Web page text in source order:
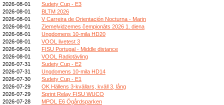
2026-08-01
Sudety Cup - E3
2026-08-01
BLTM 2026
2026-08-01
V Carreira de Orientación Nocturna - Marin
2026-08-01
Ziemeļvidzemes čempionāts 2026 1. diena
2026-08-01
Ungdomens 10-mila HD20
2026-08-01
VOOL livetest 3
2026-08-01
FISU Portugal - Middle distance
2026-08-01
VOOL Radiotävling
2026-07-31
Sudety Cup - E2
2026-07-31
Ungdomens 10-mila HD14
2026-07-30
Sudety Cup - E1
2026-07-29
OK Hällens 3-kvällars, kväll 3, lång
2026-07-29
Sprint Relay FISU WUCO
2026-07-28
MPOL E6 Ögårdsparken